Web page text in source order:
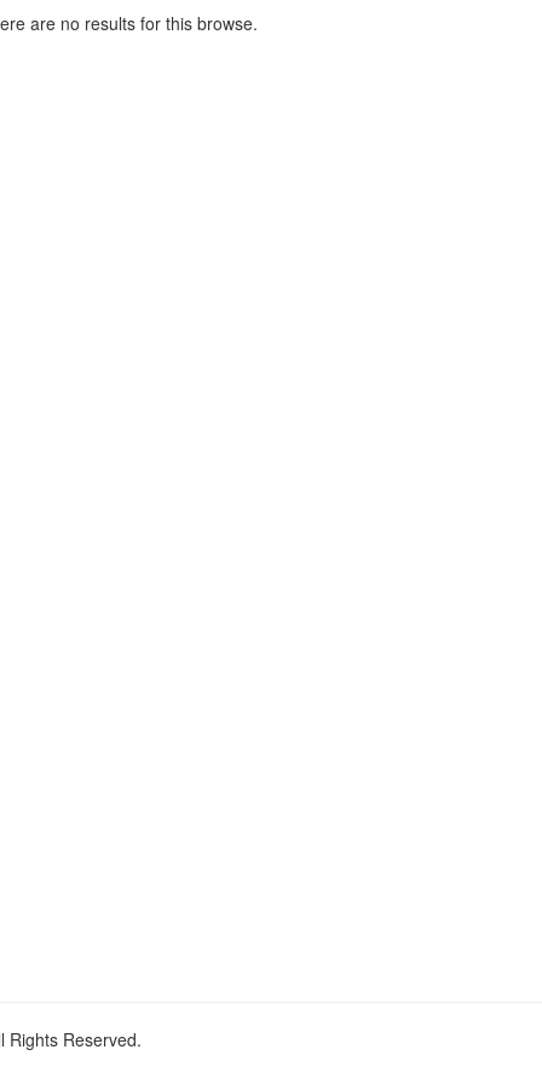
are no results for this browse.
Reserved.